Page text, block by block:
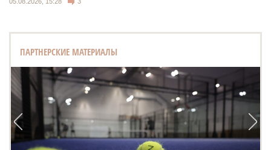
ПАРТНЕРСКИЕ МАТЕРИАЛЫ